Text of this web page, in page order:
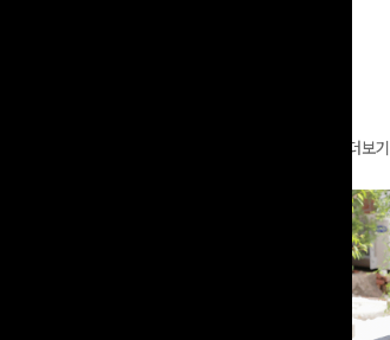
더보기